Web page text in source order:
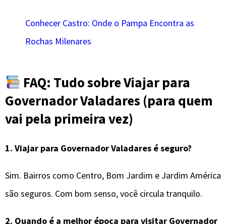
Conhecer Castro: Onde o Pampa Encontra as
Rochas Milenares
FAQ: Tudo sobre Viajar para
Governador Valadares (para quem
vai pela primeira vez)
1. Viajar para Governador Valadares é seguro?
Sim. Bairros como Centro, Bom Jardim e Jardim América
são seguros. Com bom senso, você circula tranquilo.
2. Quando é a melhor época para visitar Governador